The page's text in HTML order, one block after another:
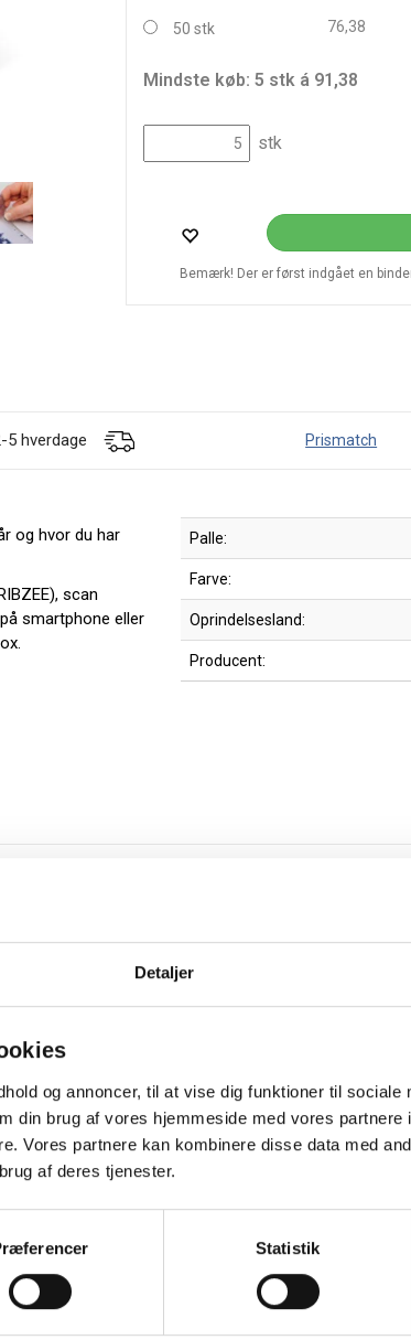
Detaljer
og annoncer, til at vise dig funktioner til sociale
din brug af vores hjemmeside med vores partnere
Vores partnere kan kombinere disse data med
af deres tjenester.
Statistik
50 stk 76,38
Mindste køb: 5 stk á 91,38
stk
Bemærk! Der er først indgået en
5 hverdage Prismatch
og hvor du har
scan
smartphone eller
Palle:
Farve:
Oprindelsesland:
Producent:
Køb mere og spar